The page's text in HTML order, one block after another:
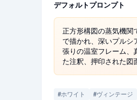
デフォルトプロンプト
正方形構図の蒸気機関
で描かれ、深いプルシ
張りの温室フレーム、
た注釈、押印された図
#ホワイト #ヴィンテージ